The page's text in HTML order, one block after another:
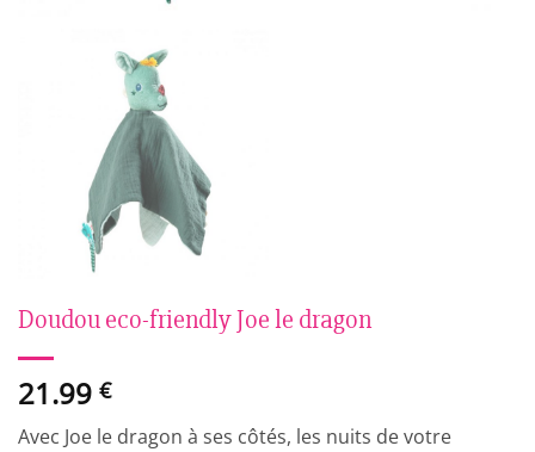
Doudou eco-friendly Joe le dragon
21.99 €
Avec Joe le dragon à ses côtés, les nuits de votre